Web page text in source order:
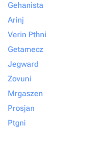
Gehanista
Arinj
Verin Pthni
Getamecz
Jegward
Zovuni
Mrgaszen
Prosjan
Ptgni